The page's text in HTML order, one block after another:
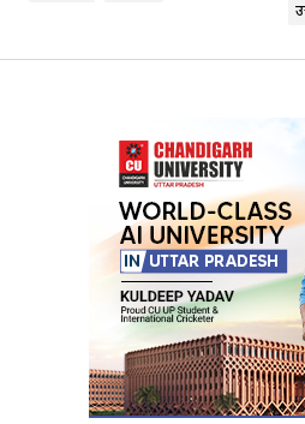
Your E-mail*
Submit Comment